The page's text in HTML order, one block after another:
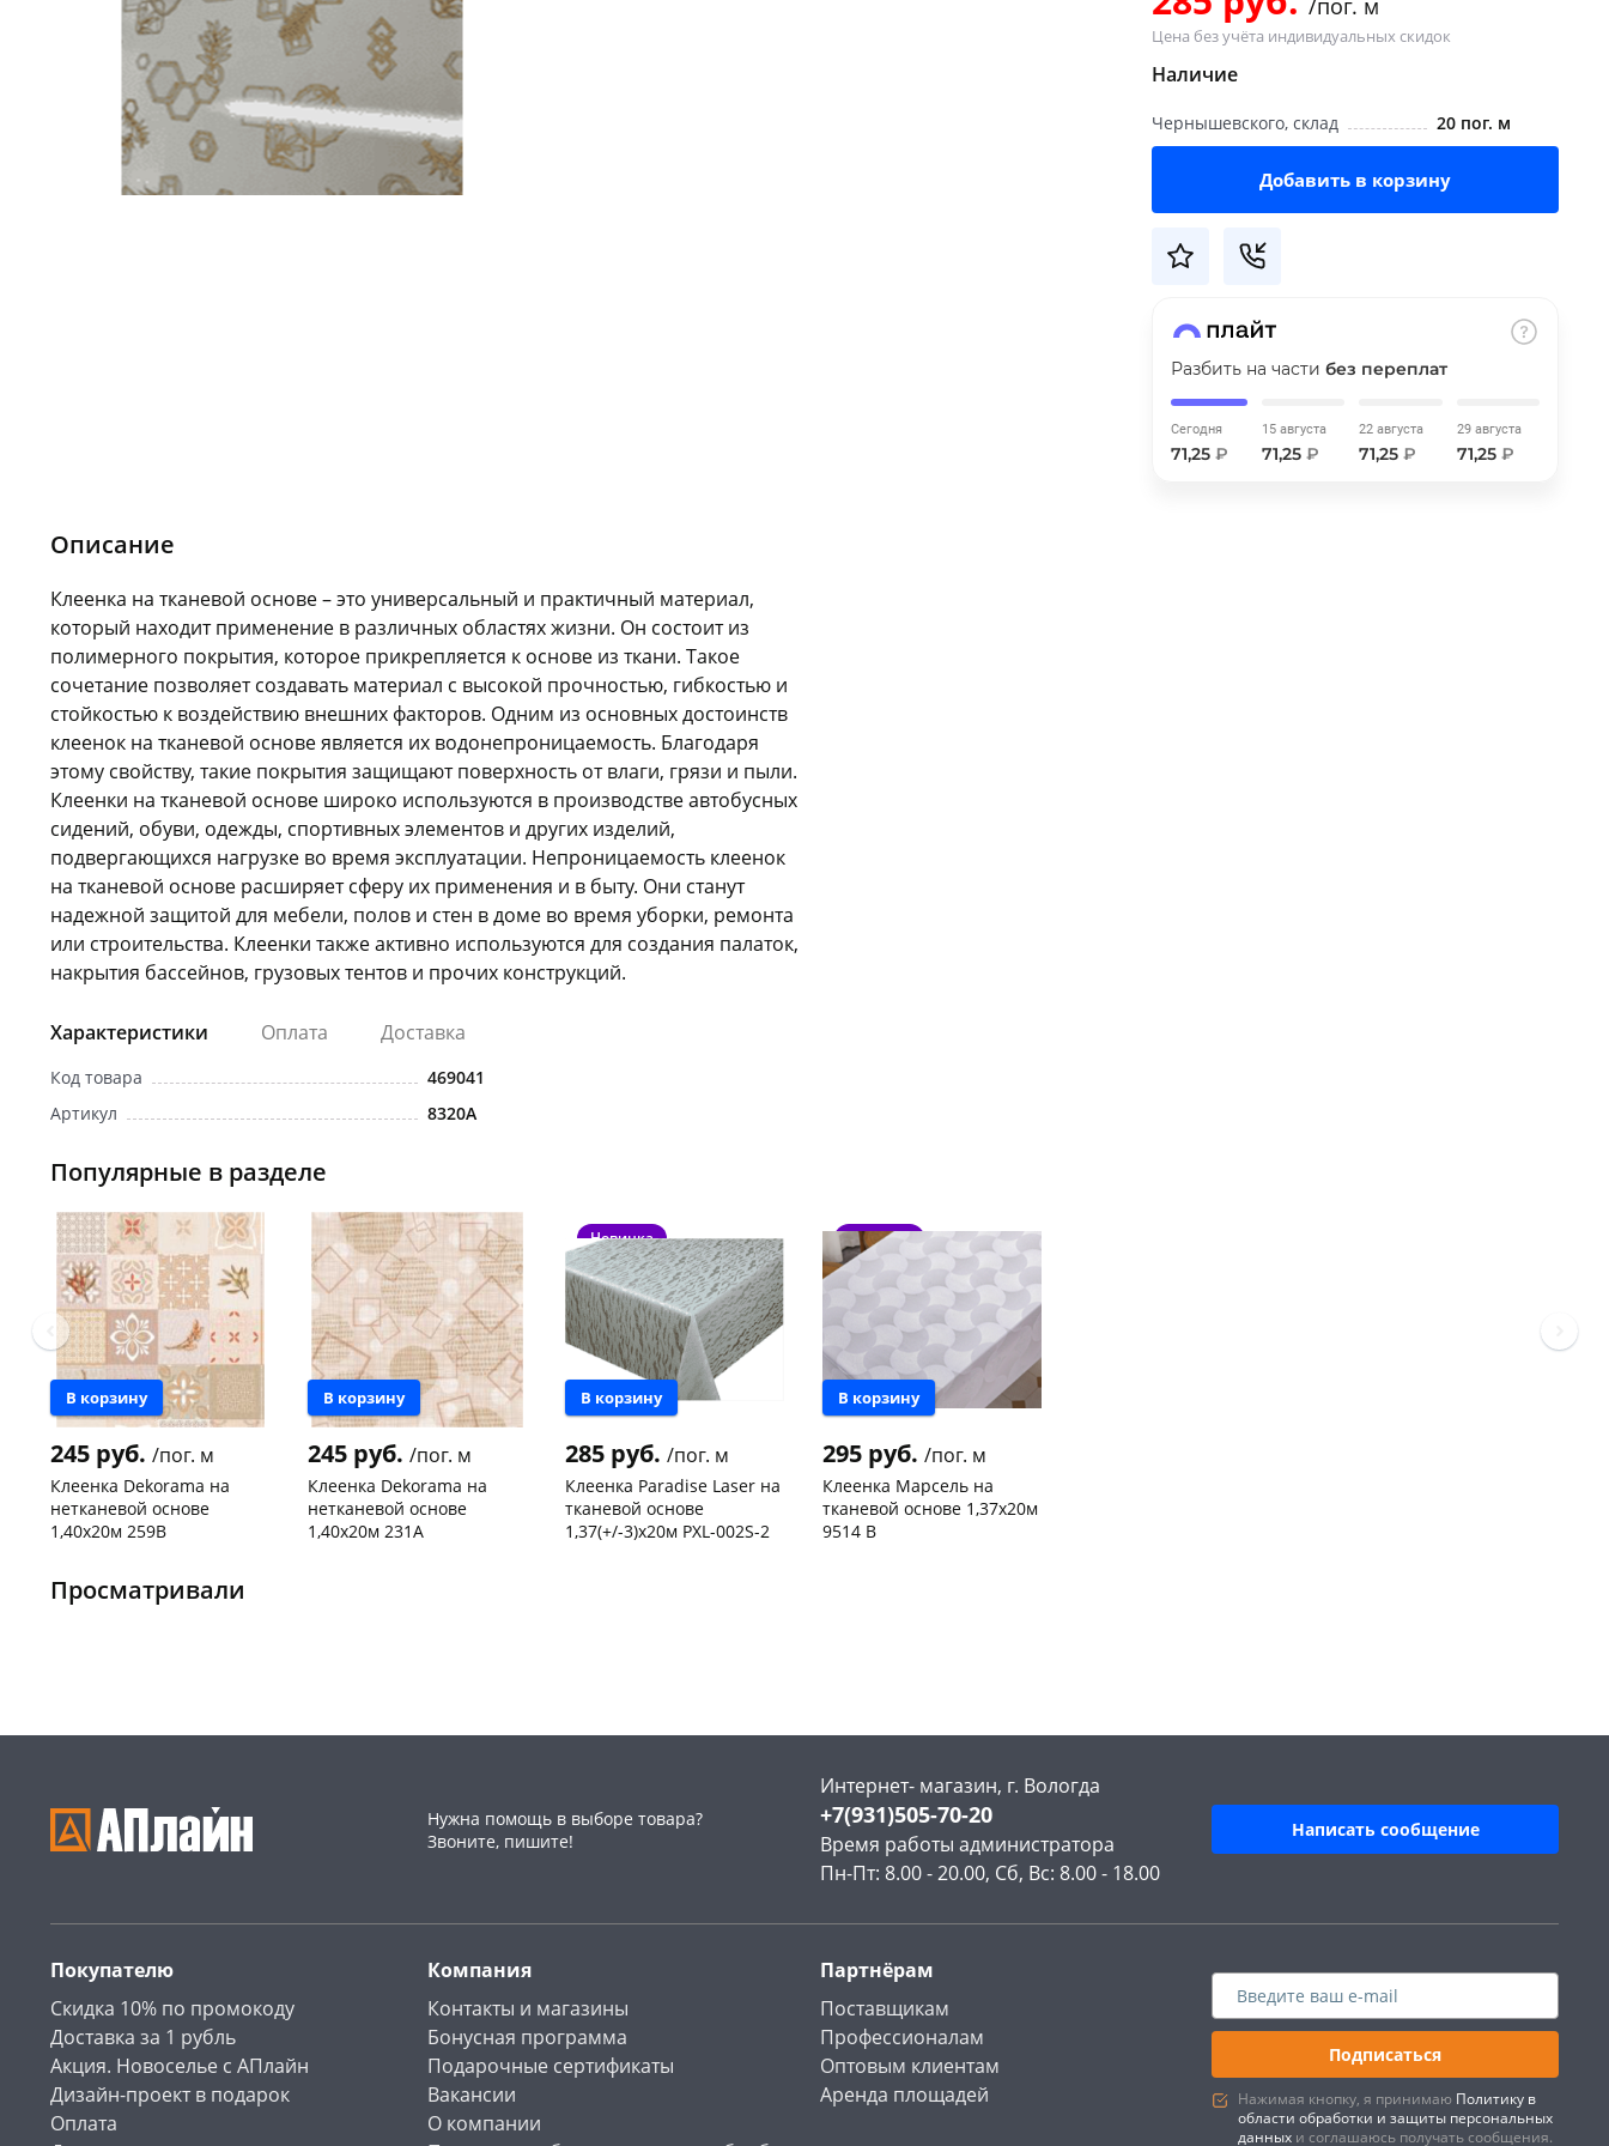
/пог. м
Цена без учёта индивидуальных скидок
Наличие
Чернышевского, склад 20 пог. м
Добавить в корзину
Разбить на частибез переплат
Сегодня
71,25₽
15 августа
71,25 ₽
22 августа
71,25₽
29 августа
71,25 ₽
Описание
Клеенка на тканевой основе – это универсальный и практичный материал,
который находит применение в различных областях жизни. Он состоит из
полимерного покрытия, которое прикрепляется к основе из ткани. Такое
сочетание позволяет создавать материал с высокой прочностью, гибкостью и
стойкостью к воздействию внешних факторов. Одним из основных достоинств
клеенок на тканевой основе является их водонепроницаемость. Благодаря
этому свойству, такие покрытия защищают поверхность от влаги, грязи и пыли.
Клеенки на тканевой основе широко используются в производстве автобусных
сидений, обуви, одежды, спортивных элементов и других изделий,
подвергающихся нагрузке во время эксплуатации. Непроницаемость клеенок
на тканевой основе расширяет сферу их применения и в быту. Они станут
надежной защитой для мебели, полов и стен в доме во время уборки, ремонта
или строительства. Клеенки также активно используются для создания палаток,
накрытия бассейнов, грузовых тентов и прочих конструкций.
Характеристики Оплата Доставка
Код товара
469041
Артикул
8320A
Популярные в разделе
Новинка
В корзину
245 руб. /пог. м
Клеенка Dekorama на
нетканевой основе
1,40х20м 259В
склад
Код товара
469224
Новинка
В корзину
245 руб. /пог. м
Клеенка Dekorama на
нетканевой основе
1,40х20м 231А
Новинка
В корзину
285 руб. /пог. м
Клеенка Paradise Laser на
тканевой основе
1,37(+/-3)х20м PXL-002S-2
Новинка
В корзину
295 руб. /пог. м
Клеенка Марсель на
тканевой основе 1,37х20м
9514 B
Просматривали
Нужна помощь в выборе товара?
Звоните, пишите!
Интернет- магазин, г. Вологда
+7(931)505-70-20
Время работы администратора
Пн-Пт: 8.00 - 20.00, Сб, Вс: 8.00 - 18.00
Написать сообщение
Покупателю
Скидка 10% по промокоду
Доставка за 1 рубль
Акция. Новоселье с АПлайн
Дизайн-проект в подарок
Оплата
Компания
Контакты и магазины
Бонусная программа
Подарочные сертификаты
Вакансии
О компании
Партнёрам
Поставщикам
Профессионалам
Оптовым клиентам
Аренда площадей
Подписаться
Нажимая кнопку, я принимаю Политику в
области обработки и защиты персональных
данных и соглашаюсь получать сообщения.
с вашей карты
Подробнееоб оплате Плайтом
недели
раз в 2 недели
Остались вопросы?
8 800 302-02-51